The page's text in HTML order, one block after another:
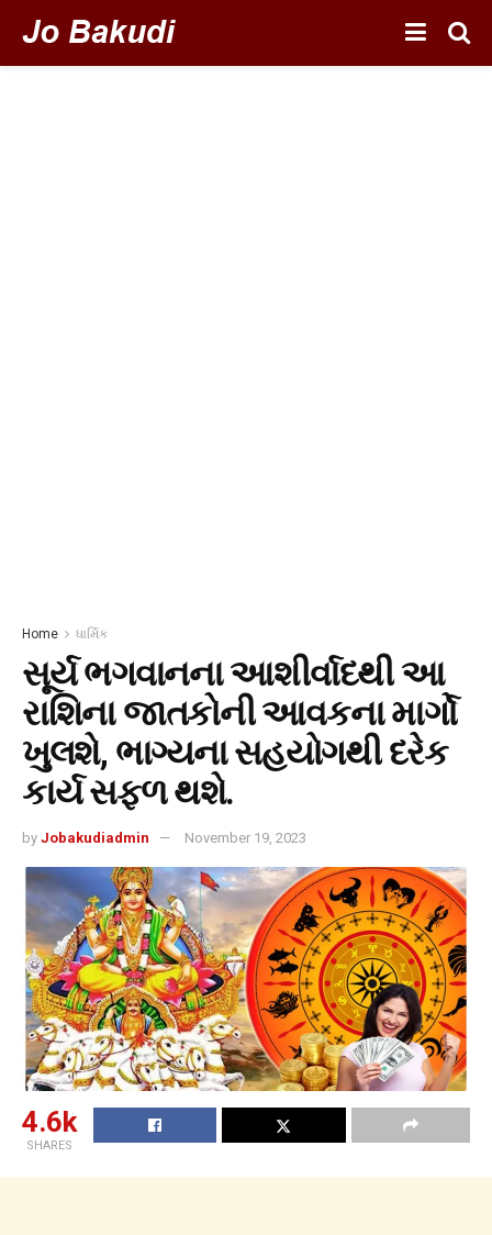
Home ધાર્મિક
સૂર્ય ભગવાનના આશીર્વાદથી આ
રાશિના જાતકોની આવકના માર્ગો
ખુલશે, ભાગ્યના સહયોગથી દરેક
કાર્ય સફળ થશે.
by Jobakudiadmin November 19, 2023
4.6k
SHARES